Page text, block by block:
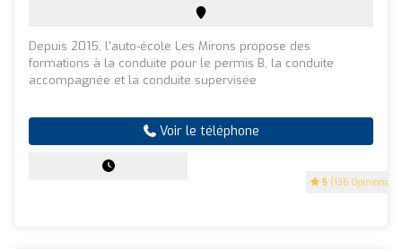
5 (136 Opinions)
Depuis 2015, l'auto-école Les Mirons propose des
formations à la conduite pour le permis B, la conduite
accompagnée et la conduite supervisée
Voir le téléphone